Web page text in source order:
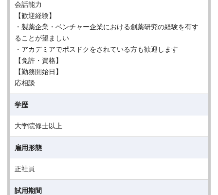
会話能力
【歓迎経験】
・製薬企業・ベンチャー企業における創薬研究の経験を有す
ることが望ましい
・アカデミアでポスドクをされている方も歓迎します
【免許・資格】
【勤務開始日】
応相談
学歴
大学院修士以上
雇用形態
正社員
試用期間